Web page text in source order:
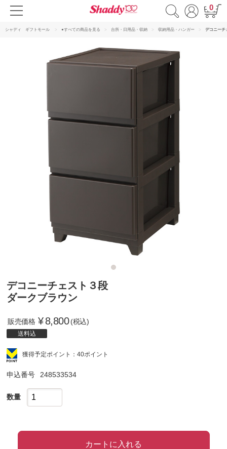
0
シャディ ギフトモール ●すべての商品を見る 台所・日用品・収納 収納用品・ハンガー デコニーチ
デコニーチェスト３段
ダークブラウン
販売価格 ¥8,800 (税込)
送料込
獲得予定ポイント：40ポイント
申込番号 248533534
数量
カートに入れる